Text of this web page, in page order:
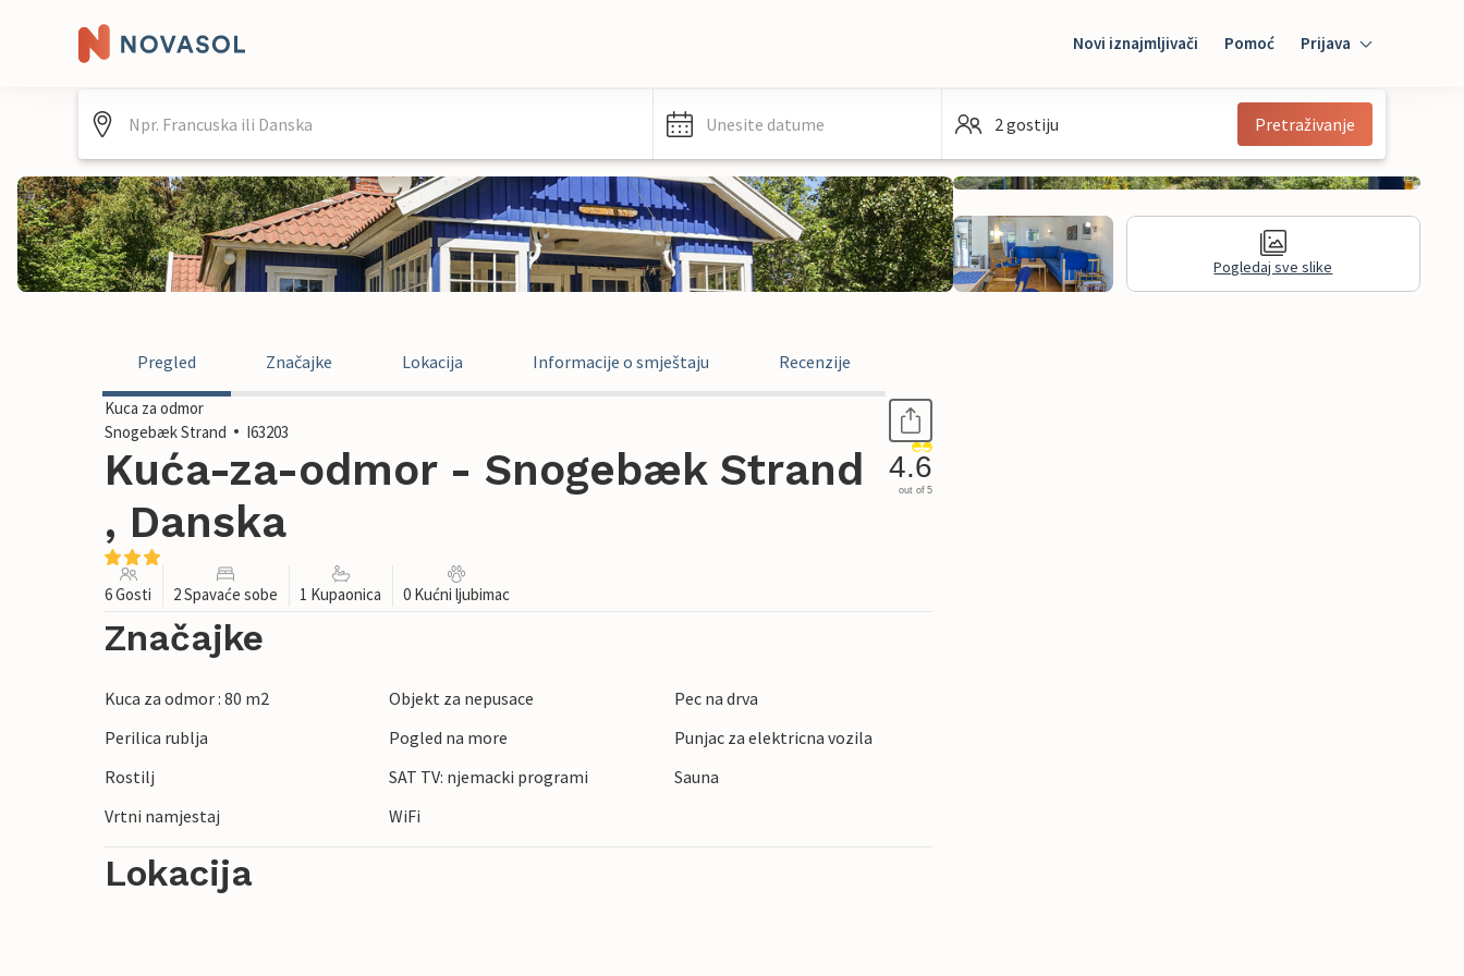
Novi iznajmljivači Pomoć Prijava
Mybooking
Unesite datume 2 gostiju Pretraživanje
Pogledaj sve slike
Pregled Značajke Lokacija Informacije o smještaju Recenzije
Kuca za odmor
Snogebæk Strand
I63203
Kuća-za-odmor - Snogebæk Strand
, Danska
4.6
out of 5
6 Gosti 2 Spavaće sobe 1 Kupaonica 0 Kućni ljubimac
Značajke
Kuca za odmor : 80 m2 Objekt za nepusace
Pec na drva
Perilica rublja
Pogled na more
Punjac za elektricna vozila
Rostilj
SAT TV: njemacki programi
Sauna
Vrtni namjestaj
WiFi
Lokacija